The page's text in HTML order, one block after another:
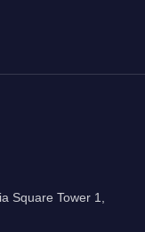
Square Tower 1,